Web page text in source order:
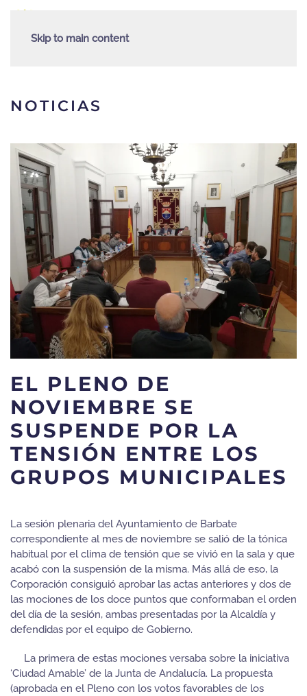
Skip to main content
NOTICIAS
EL PLENO DE
NOVIEMBRE SE
SUSPENDE POR LA
TENSIÓN ENTRE LOS
GRUPOS MUNICIPALES
La sesión plenaria del Ayuntamiento de Barbate
correspondiente al mes de noviembre se salió de la tónica
habitual por el clima de tensión que se vivió en la sala y que
acabó con la suspensión de la misma. Más allá de eso, la
Corporación consiguió aprobar las actas anteriores y dos de
las mociones de los doce puntos que conformaban el orden
del día de la sesión, ambas presentadas por la Alcaldía y
defendidas por el equipo de Gobierno.
La primera de estas mociones versaba sobre la iniciativa
‘Ciudad Amable’ de la Junta de Andalucía. La propuesta
(aprobada en el Pleno con los votos favorables de los